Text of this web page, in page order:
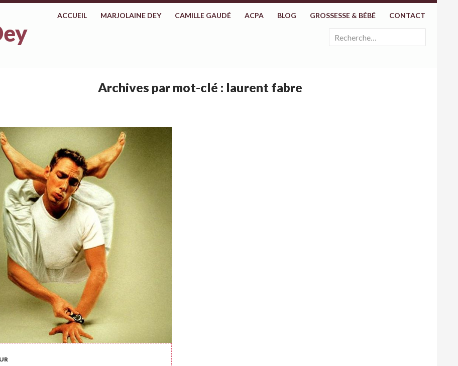
ACCUEIL
MARJOLAINE DEY CAMILLE GAUDÉ ACPA BLOG GROSSESSE & BÉBÉ CONTACT
Rechercher :
Archives par mot-clé : laurent fabre